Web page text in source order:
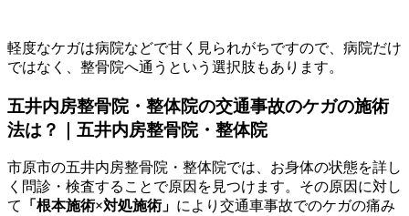
軽度なケガは病院などで甘く見られがちですので、病院だけ
ではなく、整骨院へ通うという選択肢もあります。
五井内房整骨院・整体院の交通事故のケガの施術
法は？｜五井内房整骨院・整体院
市原市の五井内房整骨院・整体院では、お身体の状態を詳し
く問診・検査することで原因を見つけます。その原因に対し
て
「根本施術×対処施術」 により交通車事故でのケガの痛み